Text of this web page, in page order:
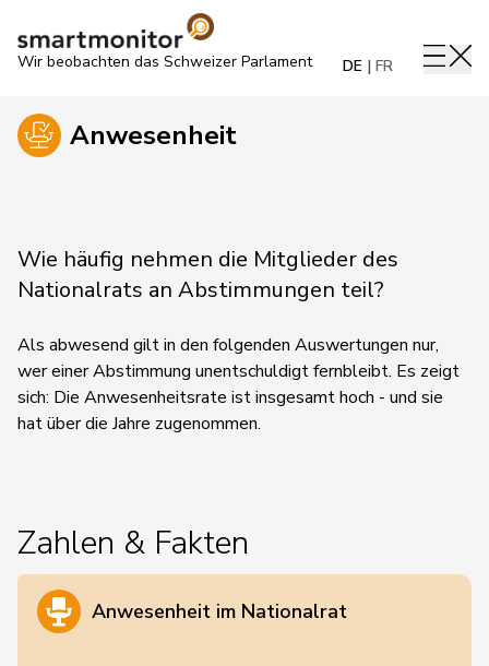
Wir beobachten das Schweizer Parlament DE FR
Anwesenheit
Wie häufig nehmen die Mitglieder des
Nationalrats an Abstimmungen teil?
Als abwesend gilt in den folgenden Auswertungen nur,
wer einer Abstimmung unentschuldigt fernbleibt. Es zeigt
sich: Die Anwesenheitsrate ist insgesamt hoch - und sie
hat über die Jahre zugenommen.
Zahlen & Fakten
Anwesenheit im Nationalrat